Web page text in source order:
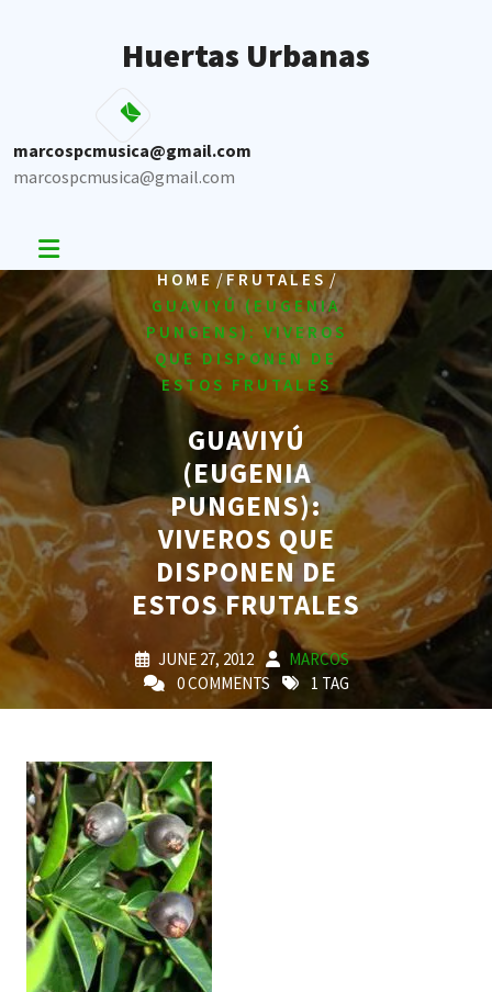
Huertas Urbanas
marcospcmusica@gmail.com
marcospcmusica@gmail.com
HOME /FRUTALES /
GUAVIYÚ (EUGENIA
PUNGENS): VIVEROS
QUE DISPONEN DE
ESTOS FRUTALES
GUAVIYÚ
(EUGENIA
PUNGENS):
VIVEROS QUE
DISPONEN DE
ESTOS FRUTALES
JUNE 27, 2012
MARCOS
0 COMMENTS
1 TAG